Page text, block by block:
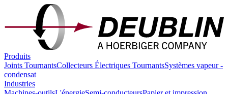
Produits
Joints TournantsCollecteurs Électriques TournantsSystèmes vapeur -
condensat
Industries